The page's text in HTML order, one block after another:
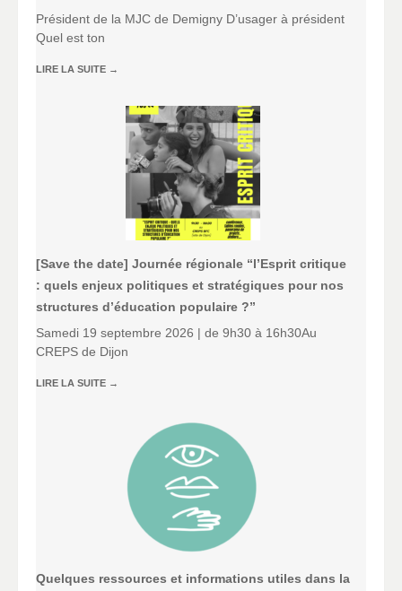
Président de la MJC de Demigny D’usager à président
Quel est ton
LIRE LA SUITE →
[Save the date] Journée régionale “l’Esprit critique
: quels enjeux politiques et stratégiques pour nos
structures d’éducation populaire ?”
Samedi 19 septembre 2026 | de 9h30 à 16h30Au
CREPS de Dijon
LIRE LA SUITE →
Quelques ressources et informations utiles dans la